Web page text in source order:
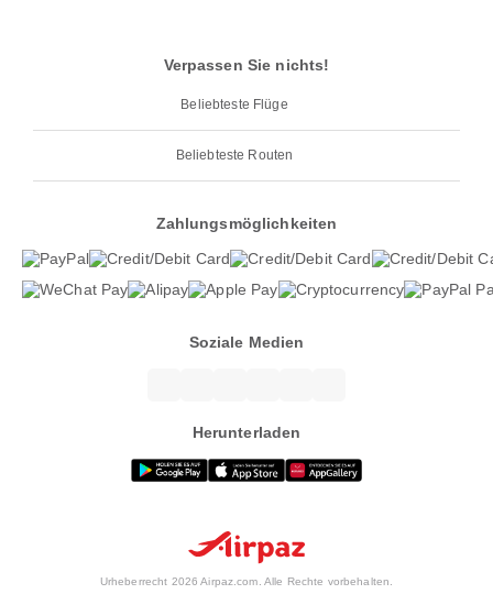
Verpassen Sie nichts!
Beliebteste Flüge
Beliebteste Routen
Zahlungsmöglichkeiten
Soziale Medien
Herunterladen
Urheberrecht 2026 Airpaz.com. Alle Rechte vorbehalten.